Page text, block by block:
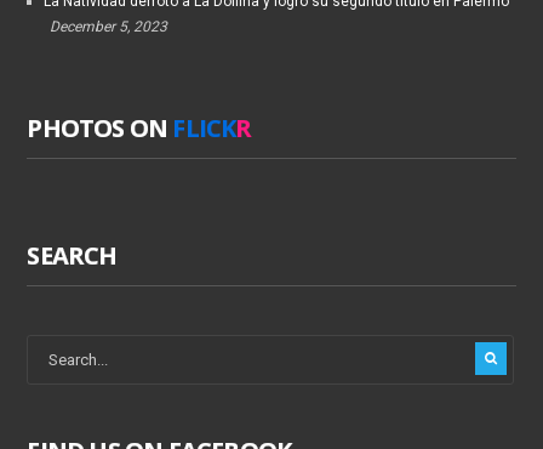
December 5, 2023
PHOTOS ON FLICKR
SEARCH